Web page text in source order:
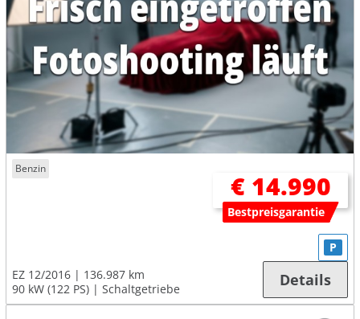
Benzin
€ 14.990
Bestpreisgarantie
EZ 12/2016
136.987 km
90 kW (122 PS)
Schaltgetriebe
P
Details